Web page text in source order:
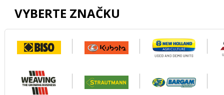
VYBERTE ZNAČKU